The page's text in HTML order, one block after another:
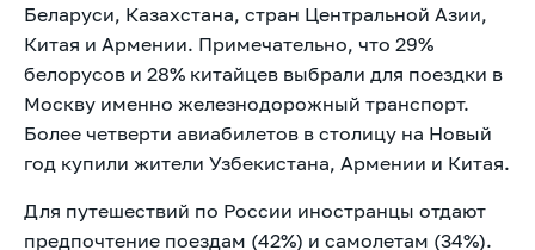
Беларуси, Казахстана, стран Центральной Азии,
Китая и Армении. Примечательно, что 29%
белорусов и 28% китайцев выбрали для поездки в
Москву именно железнодорожный транспорт.
Более четверти авиабилетов в столицу на Новый
год купили жители Узбекистана, Армении и Китая.
Для путешествий по России иностранцы отдают
предпочтение поездам (42%) и самолетам (34%).